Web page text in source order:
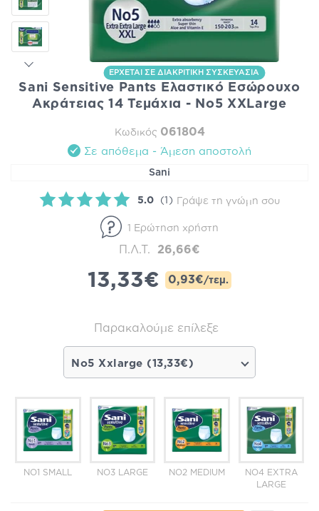
ΕΡΧΕΤΑΙ ΣΕ ΔΙΑΚΡΙΤΙΚΗ ΣΥΣΚΕΥΑΣΙΑ
Sani Sensitive Pants Ελαστικό Εσώρουχο
Ακράτειας 14 Τεμάχια - No5 XXLarge
Κωδικός 061804
Σε απόθεμα - Άμεση αποστολή
Sani
5.0 (1) Γράψε τη γνώμη σου
1 Ερώτηση χρήστη
Π.Λ.Τ. 26,66€
13,33€ 0,93€/τεμ.
Παρακαλούμε επίλεξε
No5 Xxlarge (13,33€)
NO1 SMALL NO3 LARGE NO2 MEDIUM
NO4 EXTRA
LARGE